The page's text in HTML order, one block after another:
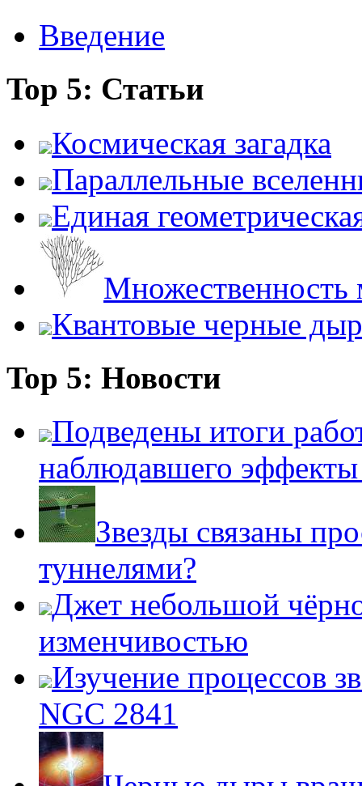
Введение
Top 5: Статьи
Космическая загадка
Параллельные
Единая
Квантовые черные
Top 5: Новости
Подведены итоги
наблюдавшего
Звезды связаны
туннелями?
Джет небольшой
изменчивостью
Изучение процессов
NGC 2841